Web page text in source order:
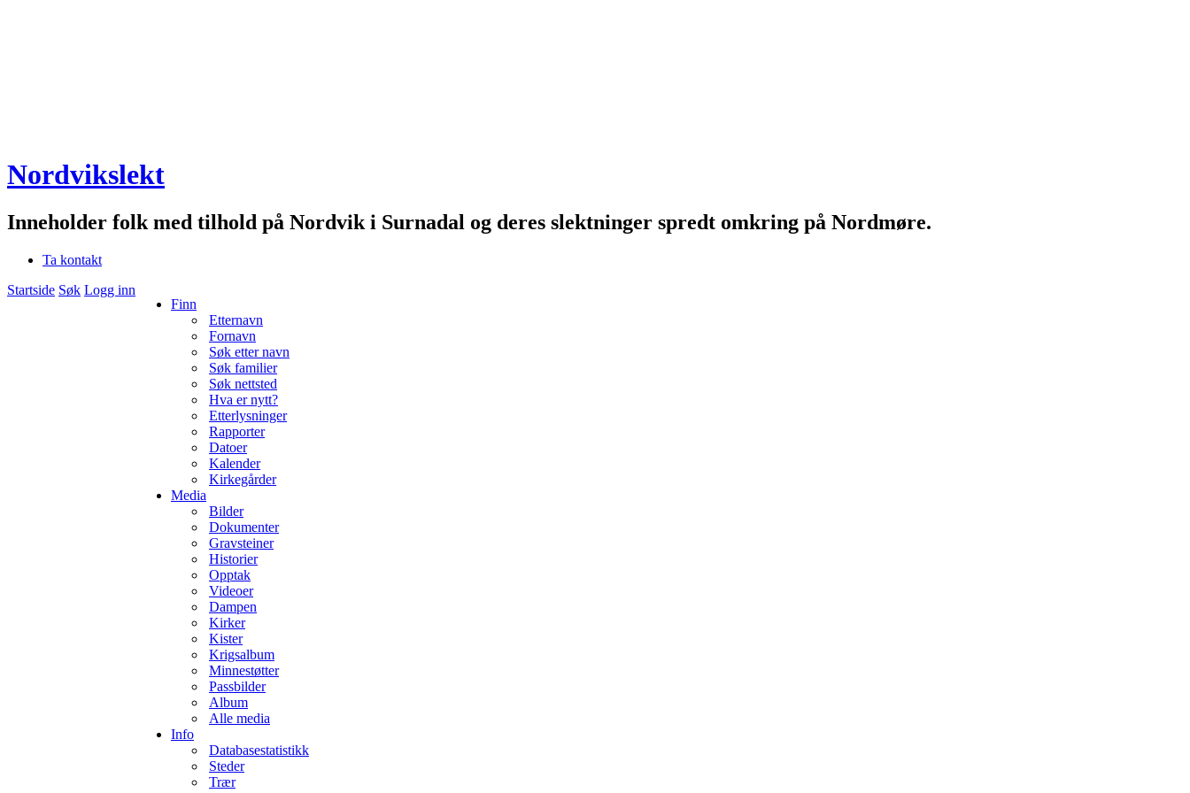
Nordvikslekt
Inneholder folk med tilhold på Nordvik i Surnadal og deres slektninger spredt omkring på Nordmøre.
Ta kontakt
Startside Søk Logg inn
Finn
Etternavn
Fornavn
Søk etter navn
Søk familier
Søk nettsted
Hva er nytt?
Etterlysninger
Rapporter
Datoer
Kalender
Kirkegårder
Media
Bilder
Dokumenter
Gravsteiner
Historier
Opptak
Videoer
Dampen
Kirker
Kister
Krigsalbum
Minnestøtter
Passbilder
Album
Alle media
Info
Databasestatistikk
Steder
Trær